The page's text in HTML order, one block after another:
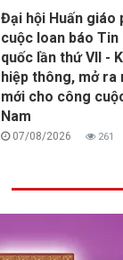
Đại hội Huấn giáo
cuộc loan báo
quốc lần thứ VII -
hiệp thông, mở ra
mới cho công
Nam
07/08/2026 261